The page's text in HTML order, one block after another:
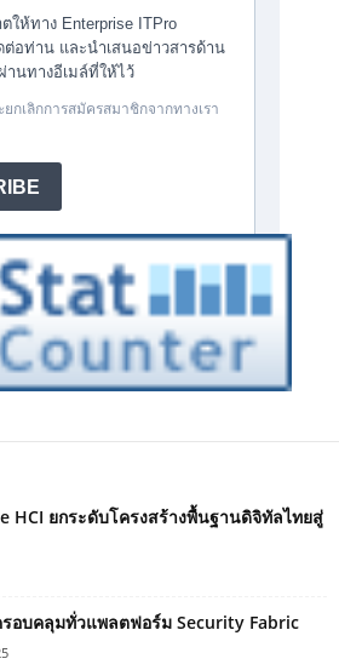
HCI ยกระดับโครงสร้างพื้นฐานดิจิทัลไทยสู่
อบคลุมทั่วแพลตฟอร์ม Security Fabric